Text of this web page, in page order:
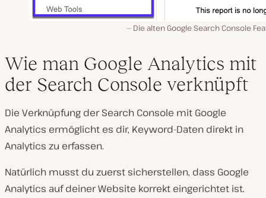
Die alten Google Search Console
Wie man Google Analytics mit
der Search Console verknüpft
Die Verknüpfung der Search Console mit Google
Analytics ermöglicht es dir, Keyword-Daten direkt in
Analytics zu erfassen.
Natürlich musst du zuerst sicherstellen, dass Google
Analytics auf deiner Website korrekt eingerichtet ist.